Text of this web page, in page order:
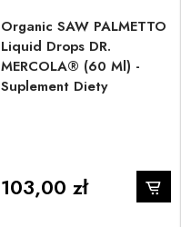
Organic SAW PALMETTO
Liquid Drops DR.
MERCOLA® (60 Ml) -
Suplement Diety
103,00 zł